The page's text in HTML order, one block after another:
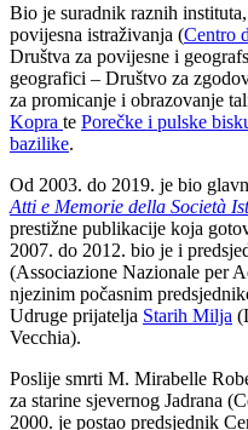
Bio je suradnik raznih
povijesna istraživanja (Centro
Društva za povijesne i
geografici – Društvo za
za promicanje i obrazovanje
Kopra te Porečke i pulske
bazilike.
Od 2003. do 2019. je bio
Atti e Memorie della Società
prestižne publikacije koja
2007. do 2012. bio je i
(Associazione Nazionale per
njezinim počasnim
Udruge prijatelja Starih Milja
Vecchia).
Poslije smrti M. Mirabelle
za starine sjevernog Jadrana
2000. je postao predsjednik